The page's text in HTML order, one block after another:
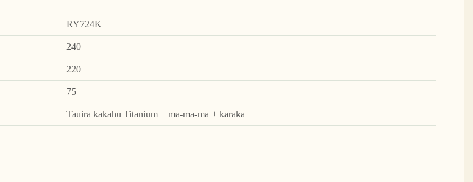
RY724K
240
220
75
Tauira kakahu Titanium + ma-ma-ma + karaka